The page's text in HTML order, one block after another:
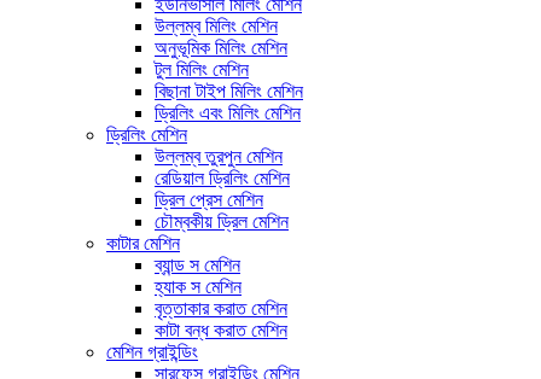
ইউনিভার্সাল মিলিং মেশিন
উল্লম্ব মিলিং মেশিন
অনুভূমিক মিলিং মেশিন
টুল মিলিং মেশিন
বিছানা টাইপ মিলিং মেশিন
ড্রিলিং এবং মিলিং মেশিন
ড্রিলিং মেশিন
উল্লম্ব তুরপুন মেশিন
রেডিয়াল ড্রিলিং মেশিন
ড্রিল প্রেস মেশিন
চৌম্বকীয় ড্রিল মেশিন
কাটার মেশিন
ব্যান্ড স মেশিন
হ্যাক স মেশিন
বৃত্তাকার করাত মেশিন
কাটা বন্ধ করাত মেশিন
মেশিন গ্রাইন্ডিং
সারফেস গ্রাইন্ডিং মেশিন